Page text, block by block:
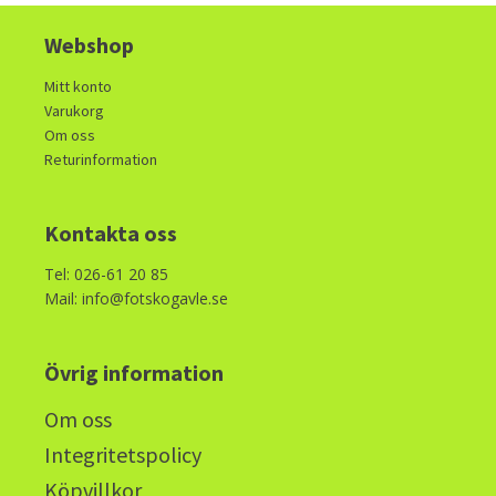
Webshop
Mitt konto
Varukorg
Om oss
Returinformation
Kontakta oss
Tel: 026-61 20 85
Mail: info@fotskogavle.se
Övrig information
Om oss
Integritetspolicy
Köpvillkor